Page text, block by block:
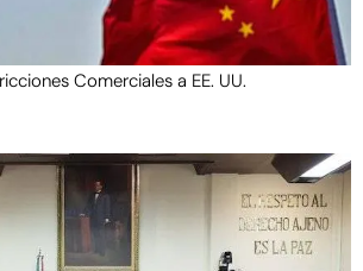
Comerciales a EE. UU.